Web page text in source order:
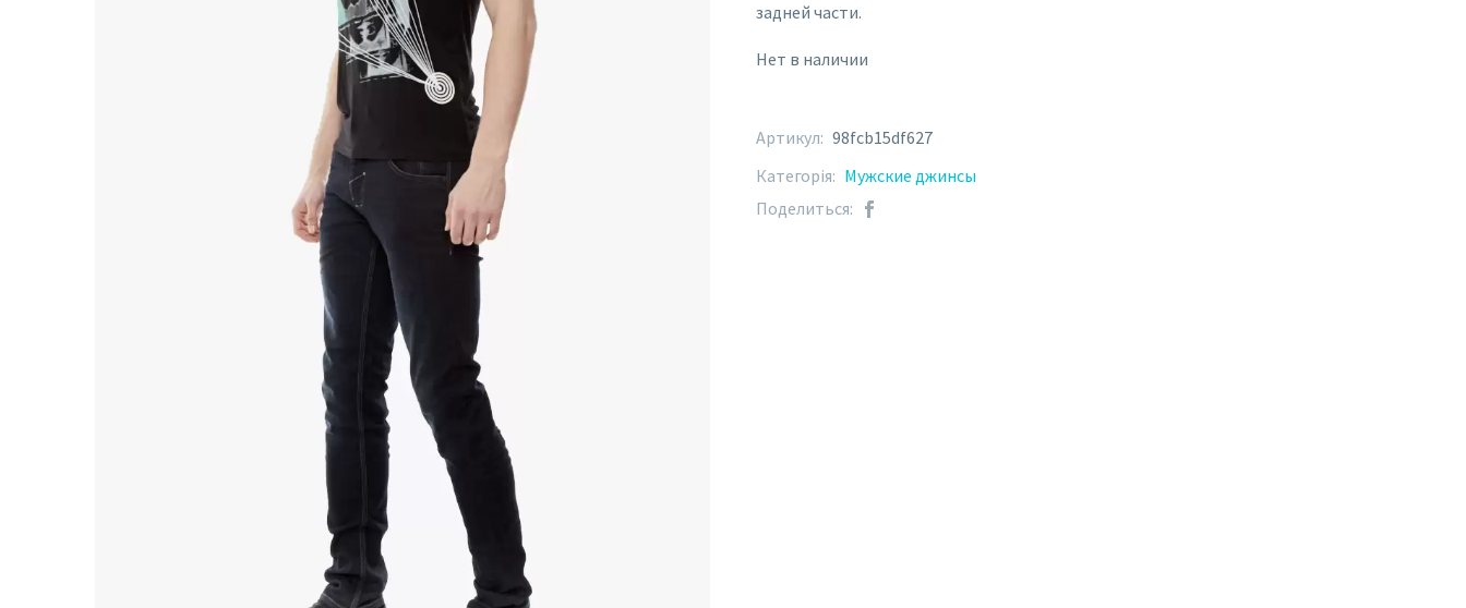
задней части.
Нет в наличии
Артикул: 98fcb15df627
Категорія: Мужские джинсы
Поделиться: